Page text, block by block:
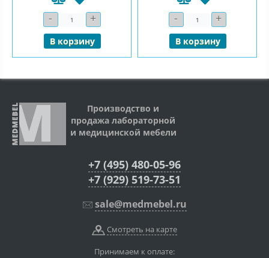
- Количество+
В корзину
- Количество+
В корзину
Производство и
продажа лабораторной
и медицинской мебели
+7 (495) 480-05-96
+7 (929) 519-73-51
sale@medmebel.ru
Смотреть на карте
Принимаем к оплате: